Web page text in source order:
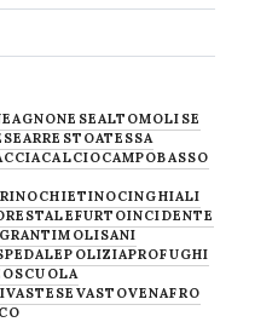
AGNONESEALTOMOLISE
ARRESTOATESSA
CALCIOCAMPOBASSO
CHIETINOCINGHIALI
FURTOINCIDENTE
MOLISANI
POLIZIAPROFUGHI
SCUOLA
VASTESE VASTOVENAFRO